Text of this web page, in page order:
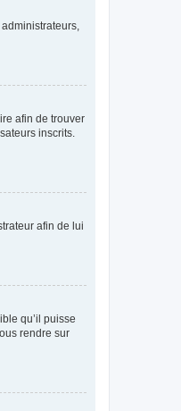
afin de trouver
inscrits.
afin de lui
qu’il puisse
rendre sur